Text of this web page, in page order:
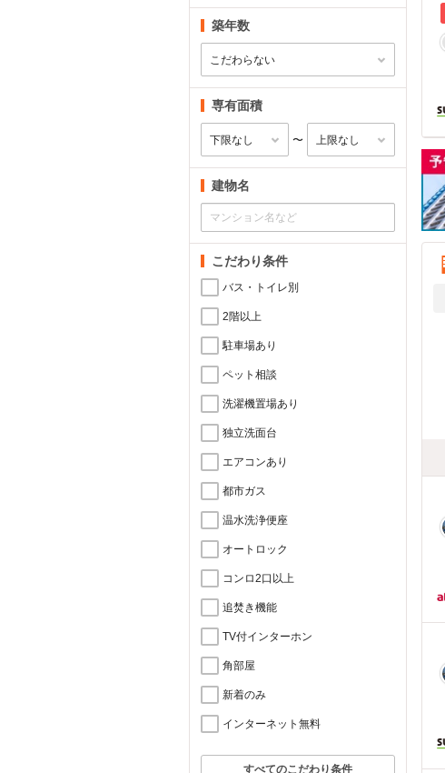
築年数
専有面積
〜
建物名
こだわり条件
バス・トイレ別
2階以上
駐車場あり
ペット相談
洗濯機置場あり
独立洗面台
エアコンあり
都市ガス
温水洗浄便座
オートロック
コンロ2口以上
追焚き機能
TV付インターホン
角部屋
新着のみ
インターネット無料
すべてのこだわり条件